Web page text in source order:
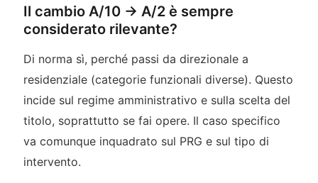
Il cambio A/10 → A/2 è sempre
considerato rilevante?
Di norma sì, perché passi da direzionale a
residenziale (categorie funzionali diverse). Questo
incide sul regime amministrativo e sulla scelta del
titolo, soprattutto se fai opere. Il caso specifico
va comunque inquadrato sul PRG e sul tipo di
intervento.